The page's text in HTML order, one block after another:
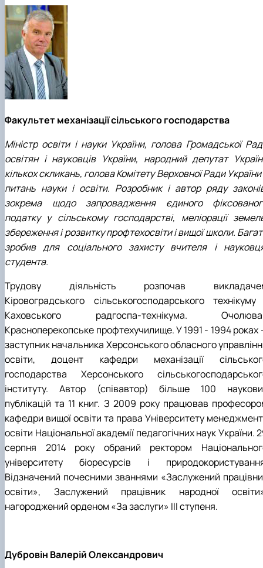
Факультет механізації сільського господарства
Міністр освіти і науки України, голова Громадської
освітян і науковців України, народний депутат
кількох скликань, голова Комітету Верховної Ради України
питань науки і освіти. Розробник і автор ряду
зокрема щодо запровадження єдиного
податку у сільському господарстві, меліорації
збереження і розвитку профтехосвіти і вищої школи.
зробив для соціального захисту вчителя і
студента.
Трудову діяльність розпочав
Кіровоградського сільськогосподарського технікуму
Каховського радгоспа-технікума.
Красноперекопське профтехучилище. У 1991 - 1994 роках
заступник начальника Херсонського обласного
освіти, доцент кафедри механізації
господарства Херсонського
інституту. Автор (співавтор) більше 100
публікацій та 11 книг. З 2009 року працював
кафедри вищої освіти та права Університету
освіти Національної академії педагогічних наук України.
серпня 2014 року обраний ректором
університету біоресурсів і
Відзначений почесними званнями «Заслужений
освіти», Заслужений працівник народної
нагороджений орденом «За заслуги» III ступеня.
Дубровін Валерій Олександрович